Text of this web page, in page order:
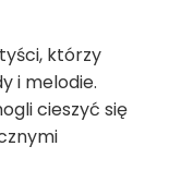
którzy
i melodie.
cieszyć się